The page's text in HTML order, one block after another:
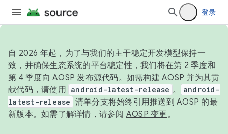
登录
自 2026 年起，为了与我们的主干稳定开发模型保持一
致，并确保生态系统的平台稳定性，我们将在第 2 季度和
第 4 季度向 AOSP 发布源代码。如需构建 AOSP 并为其贡
献代码，请使用 android-latest-release 。
android-
latest-release 清单分支将始终引用推送到 AOSP 的最
新版本。如需了解详情，请参阅 AOSP 变更。